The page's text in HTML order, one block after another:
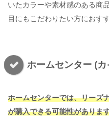
いたカラーや素材感のある商
目にもこだわりたい方におす
ホームセンター (
ホームセンターでは、リーズ
が購入できる可能性がありま